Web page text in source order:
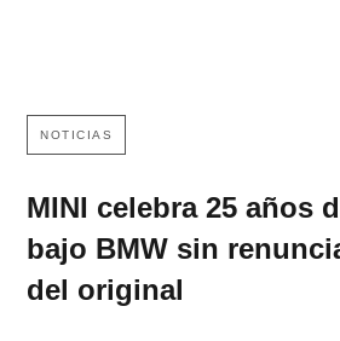
NOTICIAS
MINI celebra 25 años
bajo BMW sin
del original